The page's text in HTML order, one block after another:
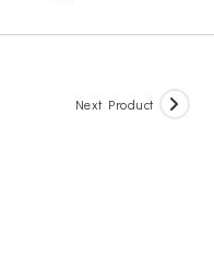
Next Product